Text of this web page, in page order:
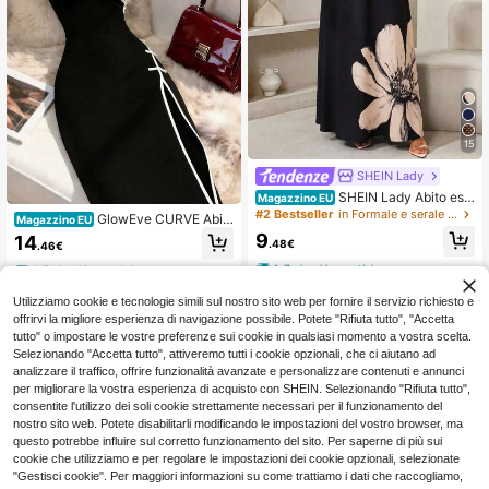
Magazzino EU GlowEve CURVE Abit
o cheongsam lungo e aderente in st
ile cinese per taglie forti, con collett
o a contrasto di colore, spacco front
forti, sexy e grazioso. Adatto per l'u
so quotidiano, feste e vacanze.
14.46€
4-7 giorni lavorativi
15
SHEIN Lady
Magazzino EU SHEIN Lady Abito esti
vo casual con stampa floreale senz
#2 Bestseller in Formale e serale Abiti taglie forti
9.48€
4-7 giorni lavorativi
Mostra articoli simili in magazzino Vedi Tutto
Utilizziamo cookie e tecnologie simili sul nostro sito web per fornire il servizio richiesto e
offrirvi la migliore esperienza di navigazione possibile. Potete "Rifiuta tutto", "Accetta
tutto" o impostare le vostre preferenze sui cookie in qualsiasi momento a vostra scelta.
Selezionando "Accetta tutto", attiveremo tutti i cookie opzionali, che ci aiutano ad
analizzare il traffico, offrire funzionalità avanzate e personalizzare contenuti e annunci
per migliorare la vostra esperienza di acquisto con SHEIN. Selezionando "Rifiuta tutto",
consentite l'utilizzo dei soli cookie strettamente necessari per il funzionamento del
nostro sito web. Potete disabilitarli modificando le impostazioni del vostro browser, ma
questo potrebbe influire sul corretto funzionamento del sito. Per saperne di più sui
cookie che utilizziamo e per regolare le impostazioni dei cookie opzionali, selezionate
"Gestisci cookie". Per maggiori informazioni su come trattiamo i dati che raccogliamo,